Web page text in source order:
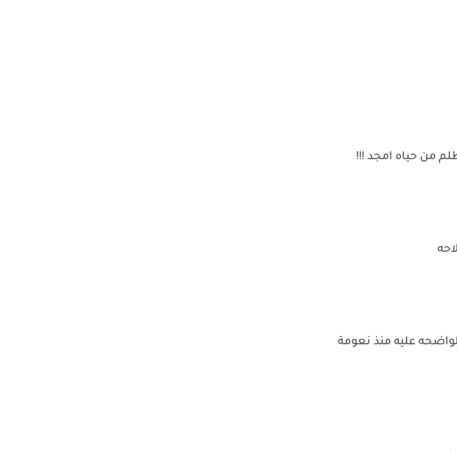
من حياه امجد !!!
عليه منذ نعومة